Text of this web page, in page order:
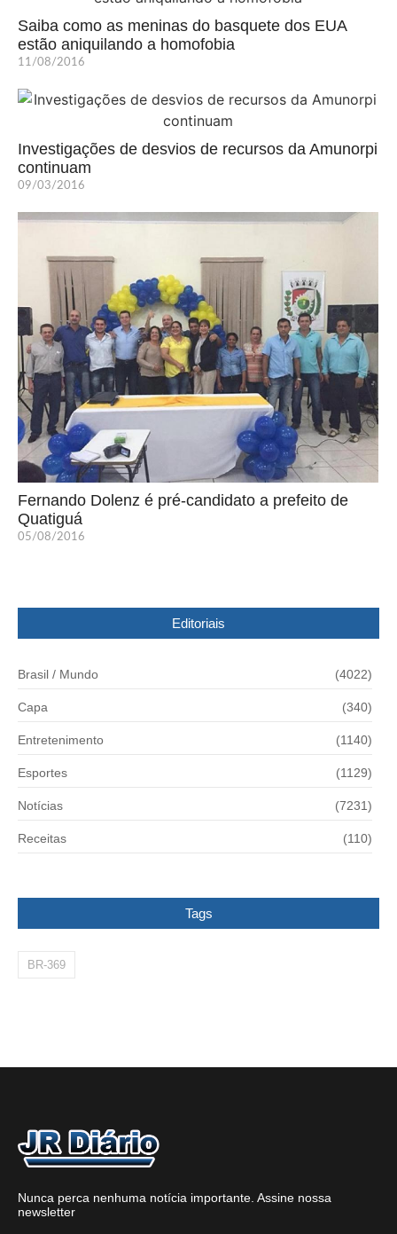
Saiba como as meninas do basquete dos EUA
estão aniquilando a homofobia
11/08/2016
Investigações de desvios de recursos da Amunorpi
continuam
09/03/2016
Fernando Dolenz é pré-candidato a prefeito de
Quatiguá
05/08/2016
Editoriais
Brasil / Mundo (4022)
Capa (340)
Entretenimento (1140)
Esportes (1129)
Notícias (7231)
Receitas (110)
Tags
BR-369
Nunca perca nenhuma notícia importante. Assine nossa
newsletter